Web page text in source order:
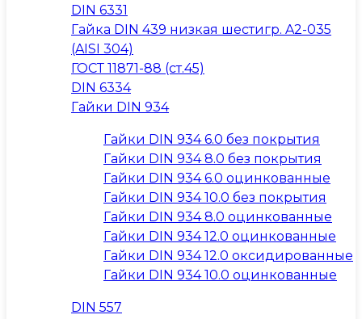
DIN 6331
Гайка DIN 439 низкая шестигр. A2-035
(AISI 304)
ГОСТ 11871-88 (ст.45)
DIN 6334
Гайки DIN 934
Гайки DIN 934 6.0 без покрытия
Гайки DIN 934 8.0 без покрытия
Гайки DIN 934 6.0 оцинкованные
Гайки DIN 934 10.0 без покрытия
Гайки DIN 934 8.0 оцинкованные
Гайки DIN 934 12.0 оцинкованные
Гайки DIN 934 12.0 оксидированные
Гайки DIN 934 10.0 оцинкованные
DIN 557